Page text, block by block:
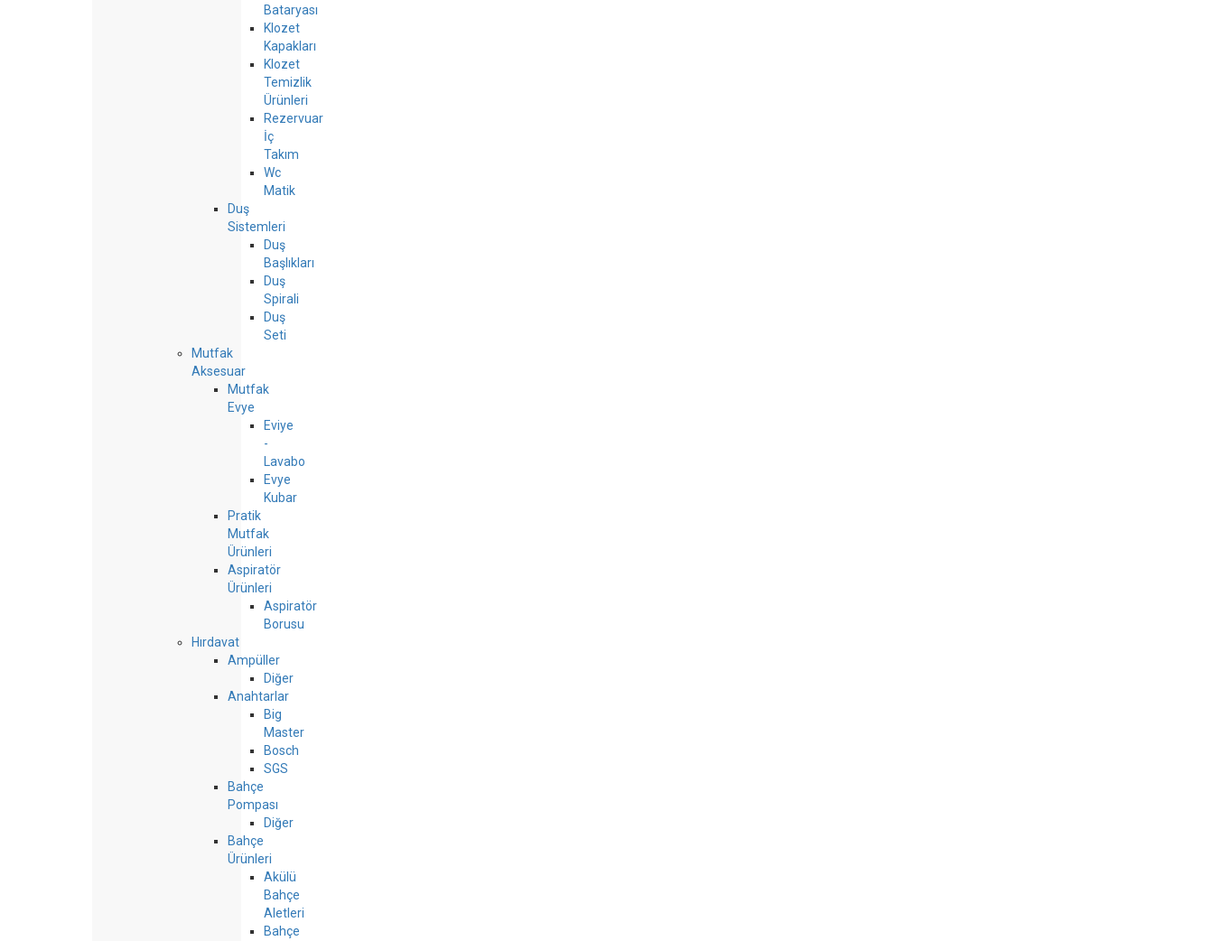
Bataryası
Klozet
Kapakları
Klozet
Temizlik
Ürünleri
Rezervuar
İç
Takım
Wc
Matik
Duş
Sistemleri
Duş
Başlıkları
Duş
Spirali
Duş
Seti
Mutfak
Aksesuar
Mutfak
Evye
Eviye
-
Lavabo
Evye
Kubar
Pratik
Mutfak
Ürünleri
Aspiratör
Ürünleri
Aspiratör
Borusu
Hırdavat
Ampüller
Diğer
Anahtarlar
Big
Master
Bosch
SGS
Bahçe
Pompası
Diğer
Bahçe
Ürünleri
Akülü
Bahçe
Aletleri
Bahçe